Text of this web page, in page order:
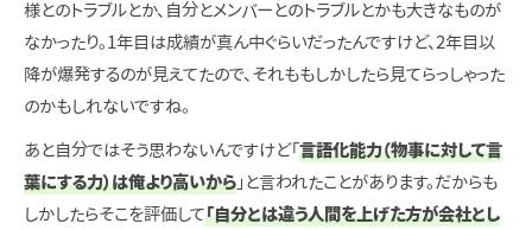
様とのトラブルとか、自分とメンバーとのトラブルとかも大きなものが
なかったり。1年目は成績が真ん中ぐらいだったんですけど、2年目以
降が爆発するのが見えてたので、それももしかしたら見てらっしゃった
のかもしれないですね。
あと自分ではそう思わないんですけど「 言語化能力（物事に対して言
葉にする力）は俺より高いから 」と言われたことがあります。だからも
しかしたらそこを評価して「自分とは違う人間を上げた方が会社とし